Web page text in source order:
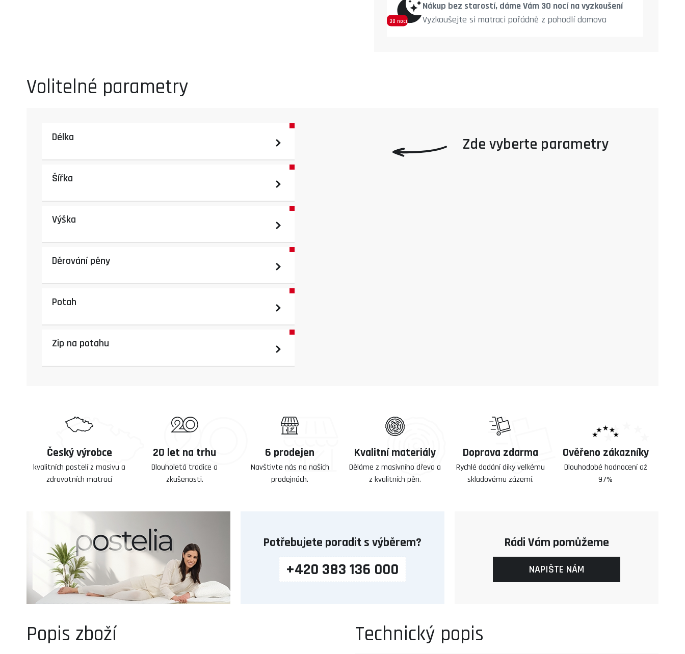
30 nocí
Nákup bez starostí, dáme Vám 30 nocí na vyzkoušení
Vyzkoušejte si matraci pořádně z pohodlí domova
Volitelné parametry
Délka
Šířka
Výška
Děrování pěny
Potah
Zip na potahu
Český výrobce
kvalitních postelí z masivu a
zdravotních matrací
20 let na trhu
Dlouholetá tradice a
zkušenosti.
6 prodejen
Navštivte nás na našich
prodejnách.
Kvalitní materiály
Děláme z masivního dřeva a
z kvalitních pěn.
Doprava zdarma
Rychlé dodání díky velkému
skladovému zázemí.
Ověřeno zákazníky
Dlouhodobé hodnocení až
97%
Potřebujete poradit s výběrem?
+420 383 136 000
Rádi Vám pomůžeme
NAPIŠTE NÁM
Popis zboží Technický popis